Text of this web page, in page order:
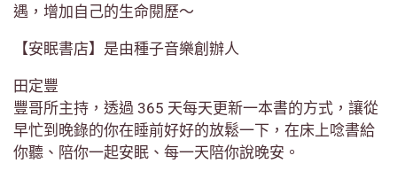
遇，增加自己的生命閱歷～
【安眠書店】是由種子音樂創辦人
田定豐
豐哥所主持，透過 365 天每天更新一本書的方式，讓從
早忙到晚錄的你在睡前好好的放鬆一下，在床上唸書給
你聽、陪你一起安眠、每一天陪你說晚安。